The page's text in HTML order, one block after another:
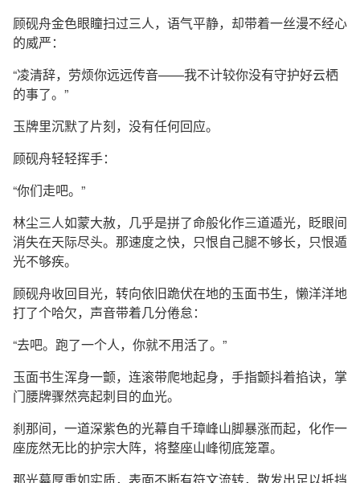
顾砚舟金色眼瞳扫过三人，语气平静，却带着一丝漫不经心
的威严：
“凌清辞，劳烦你远远传音——我不计较你没有守护好云栖
的事了。”
玉牌里沉默了片刻，没有任何回应。
顾砚舟轻轻挥手：
“你们走吧。”
林尘三人如蒙大赦，几乎是拼了命般化作三道遁光，眨眼间
消失在天际尽头。那速度之快，只恨自己腿不够长，只恨遁
光不够疾。
顾砚舟收回目光，转向依旧跪伏在地的玉面书生，懒洋洋地
打了个哈欠，声音带着几分倦怠：
“去吧。跑了一个人，你就不用活了。”
玉面书生浑身一颤，连滚带爬地起身，手指颤抖着掐诀，掌
门腰牌骤然亮起刺目的血光。
刹那间，一道深紫色的光幕自千璋峰山脚暴涨而起，化作一
座庞然无比的护宗大阵，将整座山峰彻底笼罩。